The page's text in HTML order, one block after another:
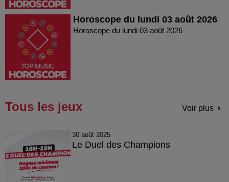
Horoscope du lundi 03 août 2026
Horoscope du lundi 03 août 2026
Tous les jeux Voir plus
30 août 2025
Le Duel des Champions